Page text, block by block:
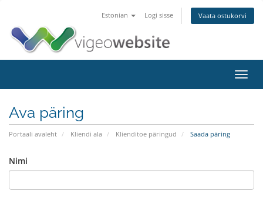
Estonian Logi sisse Vaata ostukorvi
Ava päring
Portaali avaleht Kliendi ala Klienditoe päringud Saada päring
Nimi